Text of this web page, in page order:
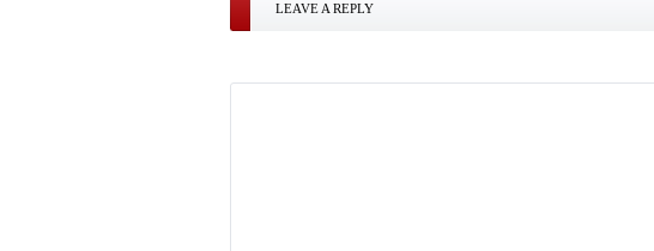
LEAVE A REPLY